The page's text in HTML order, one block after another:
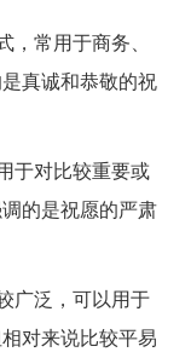
常用于商务、
真诚和恭敬的祝
于对比较重要或
的是祝愿的严肃
广泛，可以用于
对来说比较平易